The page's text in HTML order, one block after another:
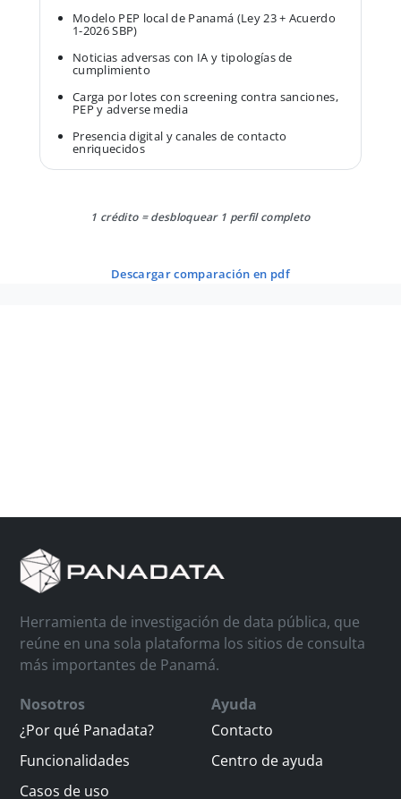
Modelo PEP local de Panamá (Ley 23 + Acuerdo
1-2026 SBP)
Noticias adversas con IA y tipologías de
cumplimiento
Carga por lotes con screening contra sanciones,
PEP y adverse media
Presencia digital y canales de contacto
enriquecidos
1 crédito = desbloquear 1 perfil completo
descargar comparación en pdf
Herramienta de investigación de data pública, que
reúne en una sola plataforma los sitios de consulta
más importantes de Panamá.
Nosotros
¿Por qué Panadata?
Funcionalidades
Casos de uso
Ayuda
Contacto
Centro de ayuda